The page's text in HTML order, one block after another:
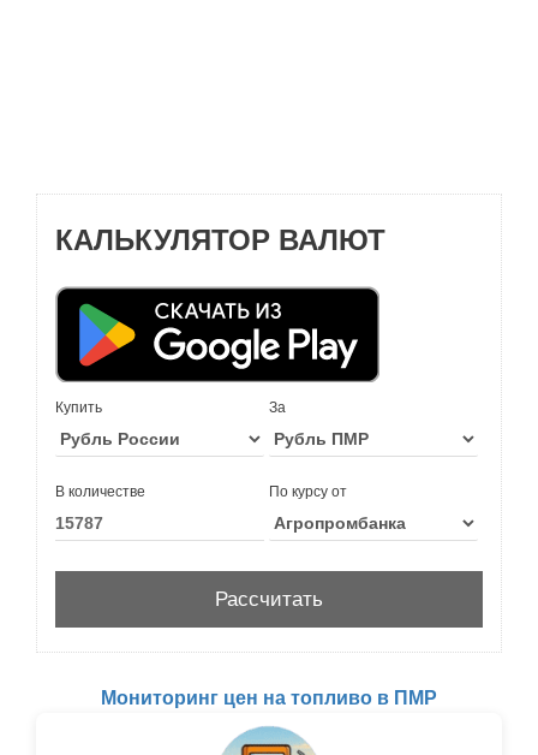
КАЛЬКУЛЯТОР ВАЛЮТ
Купить За
В количестве По курсу от
Мониторинг цен на топливо в ПМР